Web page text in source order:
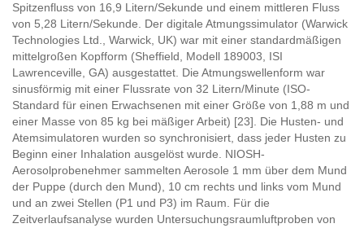
Spitzenfluss von 16,9 Litern/Sekunde und einem mittleren Fluss
von 5,28 Litern/Sekunde. Der digitale Atmungssimulator (Warwick
Technologies Ltd., Warwick, UK) war mit einer standardmäßigen
mittelgroßen Kopfform (Sheffield, Modell 189003, ISI
Lawrenceville, GA) ausgestattet. Die Atmungswellenform war
sinusförmig mit einer Flussrate von 32 Litern/Minute (ISO-
Standard für einen Erwachsenen mit einer Größe von 1,88 m und
einer Masse von 85 kg bei mäßiger Arbeit) [23]. Die Husten- und
Atemsimulatoren wurden so synchronisiert, dass jeder Husten zu
Beginn einer Inhalation ausgelöst wurde. NIOSH-
Aerosolprobenehmer sammelten Aerosole 1 mm über dem Mund
der Puppe (durch den Mund), 10 cm rechts und links vom Mund
und an zwei Stellen (P1 und P3) im Raum. Für die
Zeitverlaufsanalyse wurden Untersuchungsraumluftproben von